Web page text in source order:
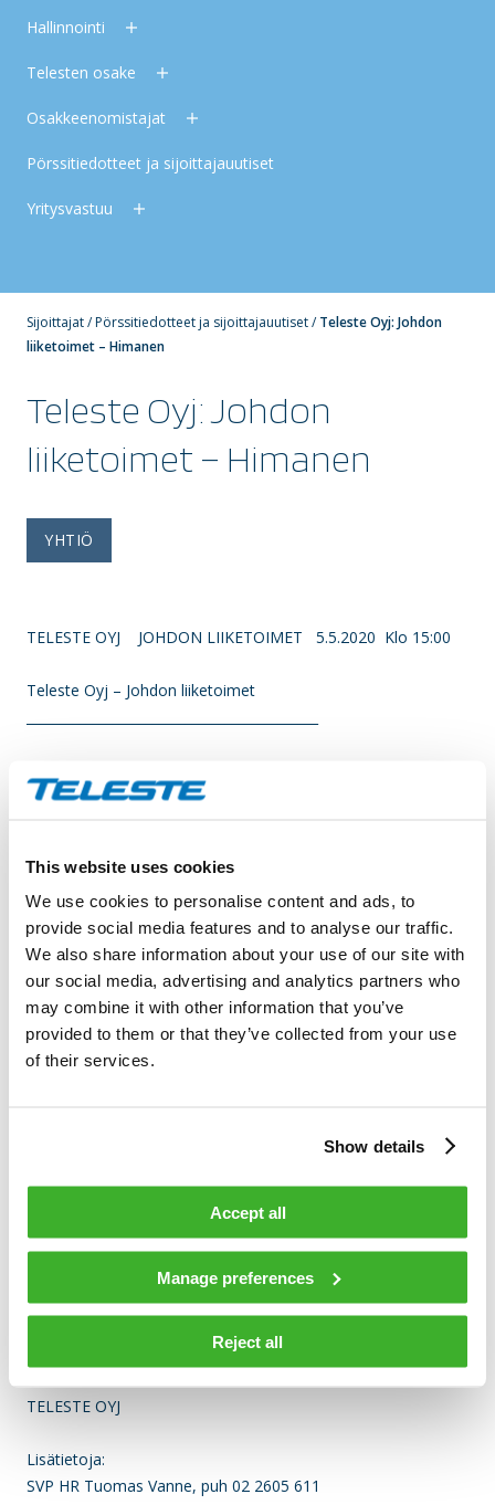
This website uses cookies
We use cookies to personalise content and ads, to
provide social media features and to analyse our traffic.
We also share information about your use of our site with
our social media, advertising and analytics partners who
may combine it with other information that you’ve
provided to them or that they’ve collected from your use
of their services.
Show details
Accept all
Manage preferences
Reject all
Hallinnointi
Telesten osake
Osakkeenomistajat
Pörssitiedotteet ja sijoittajauutiset
Yritysvastuu
Sijoittajat/Pörssitiedotteet ja sijoittajauutiset/Teleste Oyj: Johdon
liiketoimet – Himanen
Teleste Oyj: Johdon
liiketoimet – Himanen
YHTIÖ
TELESTE OYJ JOHDON LIIKETOIMET 5.5.2020 Klo 15:00
Teleste Oyj – Johdon liiketoimet
Nimi: Jussi Himanen
LEI: 743700CJRQRU0007GN59
Ilmoituksen luonne: ENSIMMÄINEN ILMOITUS
Viitenumero: 743700CJRQRU0007GN59_20200505103911_3
____________________________________________
Liiketoimen päivämäärä: 2020-04-30
Kauppapaikka: NASDAQ HELSINKI LTD (XHEL)
Liiketoimen luonne: OSAKEPALKKION VASTAANOTTAMINEN
Liiketoimien yksityiskohtaiset tiedot
(1): Volyymi: 3 426 Yksikköhinta: NaN EUR
Liiketoimien yhdistetyt tiedot
(1): Volyymi: 3 426 Keskihinta: EUR
TELESTE OYJ
Lisätietoja:
SVP HR Tuomas Vanne, puh 02 2605 611